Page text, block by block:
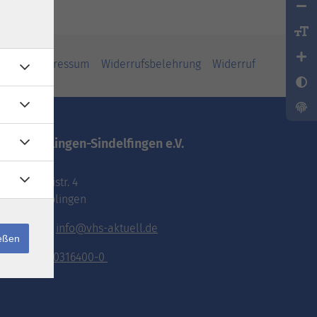
Impressum Widerrufsbelehrung Widerruf
vhs.Böblingen-Sindelfingen e.V.
Pestalozzistr. 4
71032 Böblingen
E-Mail: info@vhs-aktuell.de
Tel.: 070316400-0